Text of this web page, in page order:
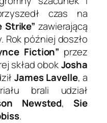
czas na
Strike” zawierającą
Rok później doszło
Fiction” przez
skład obokJosha
James Lavelle, a
brali udział
Newsted,Sie
.